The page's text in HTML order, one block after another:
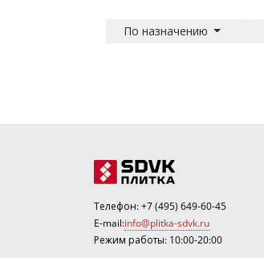
По назначению
Телефон:+7 (495) 649-60-45
E-mail:info@plitka-sdvk.ru
Режим работы: 10:00-20:00